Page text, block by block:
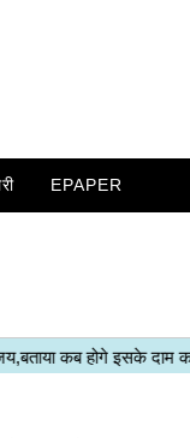
EPAPER